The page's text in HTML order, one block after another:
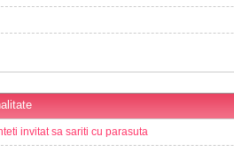
invitat sa sariti cu parasuta